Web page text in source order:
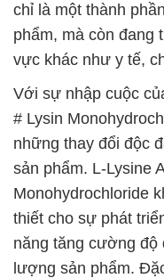
chỉ là một thành
phẩm, mà còn đang
vực khác như y tế,
Với sự nhập cuộc
# Lysin
những thay đổi độc
sản phẩm. L-Lysine
Monohydrochloride
thiết cho sự phát
năng tăng cường độ
lượng sản phẩm.